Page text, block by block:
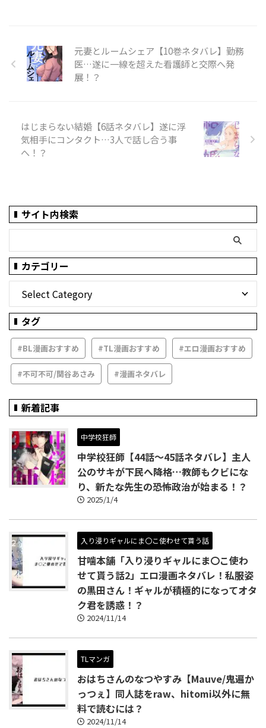
元妻とルームシェア【10巻ネタバレ】勤務
医…遂に一線を超えた看護師と交際へ発
展！？
はじまらない結婚【6話ネタバレ】遂に浮
気相手にコンタクト…3人で話し合う事
へ！？
サイト内検索
カテゴリー
タグ
#BL漫画おすすめ #TL漫画おすすめ #エロ漫画おすすめ
#不可不可/関谷あさみ #漫画ネタバレ
新着記事
中学校狂師
中学校狂師【44話～45話ネタバレ】主人
公のサキが下民へ降格…教師もクビにな
り、新たな先生の恐怖政治が始まる！？
2025/1/4
入り浸りギャルにま〇こ使わせて貰う話
甘噛本舗「入り浸りギャルにま〇こ使わ
せて貰う話2」エロ漫画ネタバレ！私服姿
の黒田さん！ギャルが積極的になってオタ
ク君を誘惑！？
2024/11/14
TLマンガ
おはちさんのなつやすみ【Mauve/鬼遍か
っつぇ】同人誌をraw、hitomi以外に無
料で読むには？
2024/11/14